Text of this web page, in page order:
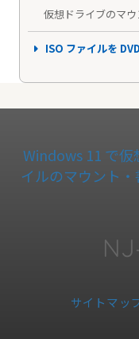
仮想ドライブのマ
ISO ファイルを
Windows 11 で仮
イルのマウント
サイトマッ